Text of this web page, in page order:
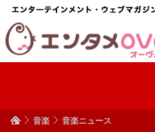
音楽 音楽ニュース